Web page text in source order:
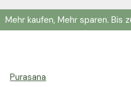
Mehr kaufen, Mehr sparen. Bis
Purasana